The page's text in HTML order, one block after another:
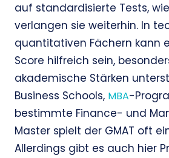
auf standardisierte Tests,
verlangen sie weiterhin. In
quantitativen Fächern kann
Score hilfreich sein,
akademische Stärken
Business Schools, MBA-
bestimmte Finance- und
Master spielt der GMAT oft
Allerdings gibt es auch hier